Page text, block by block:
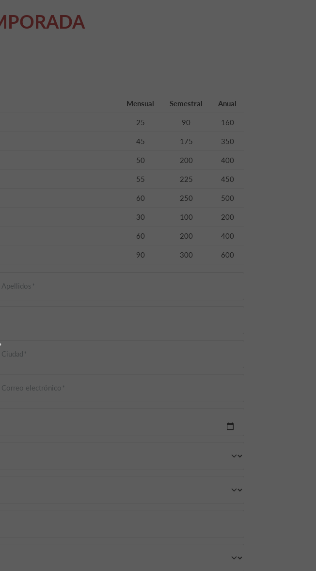
Mensual Semestral Anual
25 90 160
45 175 350
50 200 400
55 225 450
60 250 500
30 100 200
60 200 400
90 300 600
Apellidos
Ciudad
Correo electrónico